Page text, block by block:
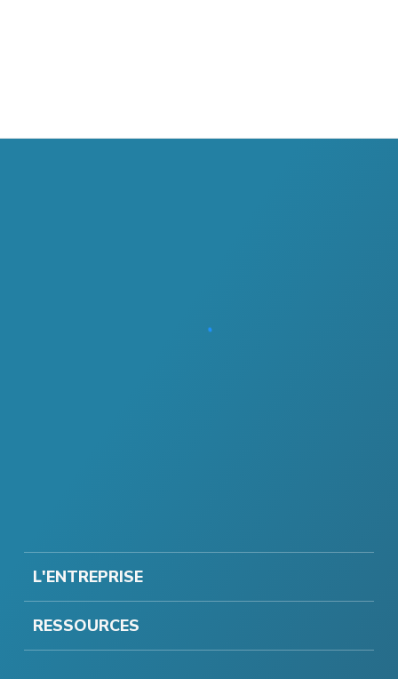
L'ENTREPRISE
RESSOURCES